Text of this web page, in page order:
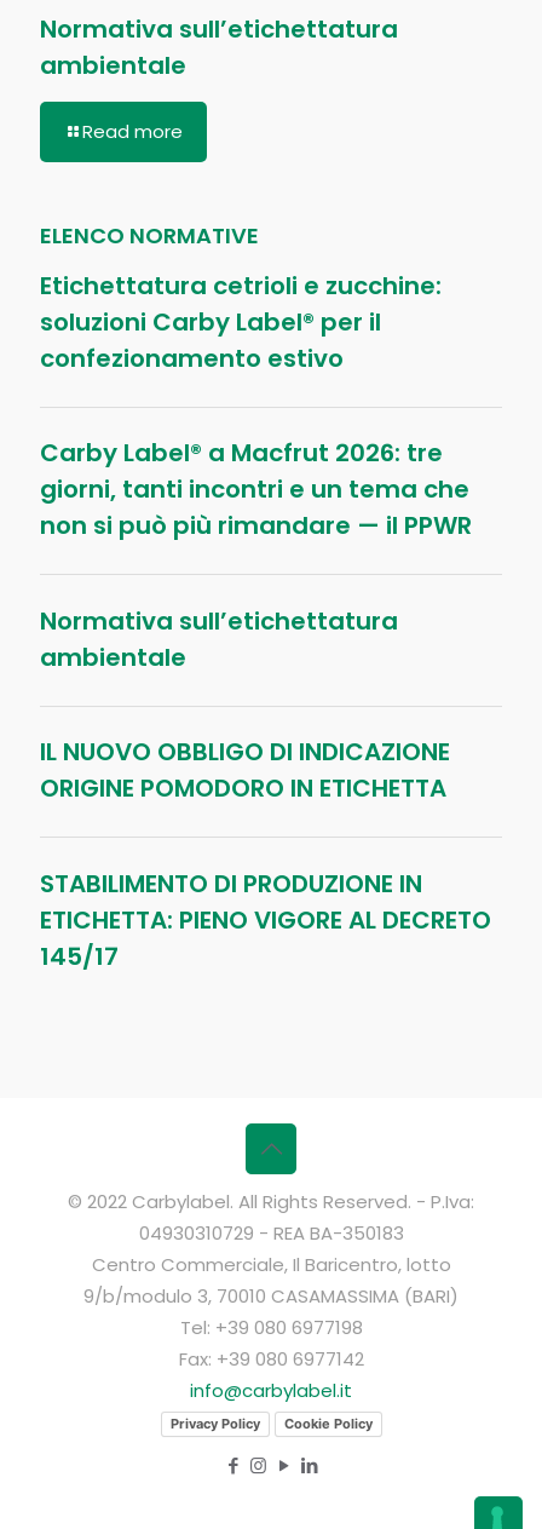
Normativa sull’etichettatura
ambientale
Read more
ELENCO NORMATIVE
Etichettatura cetrioli e zucchine:
soluzioni Carby Label® per il
confezionamento estivo
Carby Label® a Macfrut 2026: tre
giorni, tanti incontri e un tema che
non si può più rimandare — il PPWR
Normativa sull’etichettatura
ambientale
IL NUOVO OBBLIGO DI INDICAZIONE
ORIGINE POMODORO IN ETICHETTA
STABILIMENTO DI PRODUZIONE IN
ETICHETTA: PIENO VIGORE AL DECRETO
145/17
© 2022 Carbylabel. All Rights Reserved. - P.Iva:
04930310729 - REA BA-350183
Centro Commerciale, Il Baricentro, lotto
9/b/modulo 3, 70010 CASAMASSIMA (BARI)
Tel: +39 080 6977198
Fax: +39 080 6977142
info@carbylabel.it
Privacy Policy Cookie Policy